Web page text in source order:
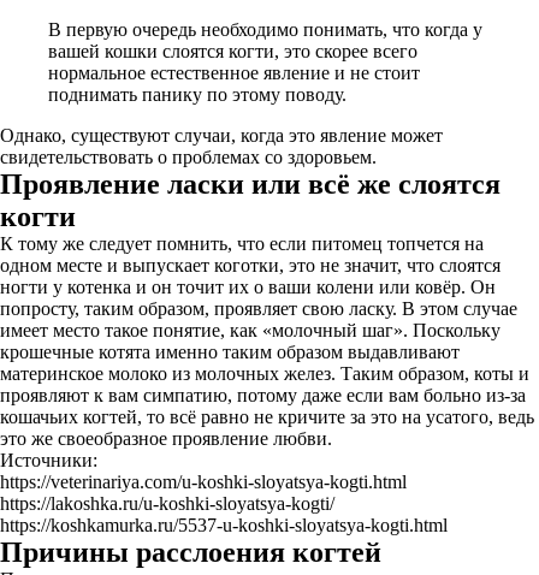
В первую очередь необходимо понимать, что когда у
вашей кошки слоятся когти, это скорее всего
нормальное естественное явление и не стоит
поднимать панику по этому поводу.
Однако, существуют случаи, когда это явление может
свидетельствовать о проблемах со здоровьем.
Проявление ласки или всё же слоятся
когти
К тому же следует помнить, что если питомец топчется на
одном месте и выпускает коготки, это не значит, что слоятся
ногти у котенка и он точит их о ваши колени или ковёр. Он
попросту, таким образом, проявляет свою ласку. В этом случае
имеет место такое понятие, как «молочный шаг». Поскольку
крошечные котята именно таким образом выдавливают
материнское молоко из молочных желез. Таким образом, коты и
проявляют к вам симпатию, потому даже если вам больно из-за
кошачьих когтей, то всё равно не кричите за это на усатого, ведь
это же своеобразное проявление любви.
Источники:
https://veterinariya.com/u-koshki-sloyatsya-kogti.html
https://lakoshka.ru/u-koshki-sloyatsya-kogti/
https://koshkamurka.ru/5537-u-koshki-sloyatsya-kogti.html
Причины расслоения когтей